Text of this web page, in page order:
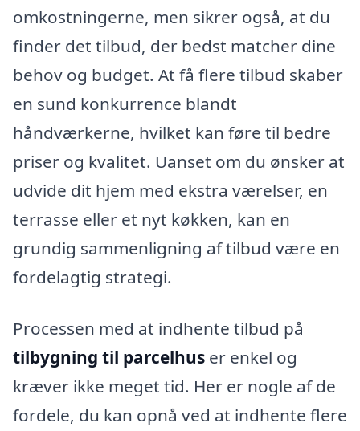
omkostningerne, men sikrer også, at du
finder det tilbud, der bedst matcher dine
behov og budget. At få flere tilbud skaber
en sund konkurrence blandt
håndværkerne, hvilket kan føre til bedre
priser og kvalitet. Uanset om du ønsker at
udvide dit hjem med ekstra værelser, en
terrasse eller et nyt køkken, kan en
grundig sammenligning af tilbud være en
fordelagtig strategi.
Processen med at indhente tilbud på
tilbygning til parcelhus er enkel og
kræver ikke meget tid. Her er nogle af de
fordele, du kan opnå ved at indhente flere